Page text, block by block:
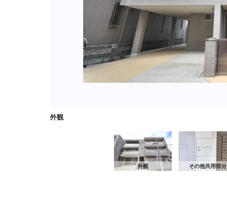
外観
外観 その他共用部分